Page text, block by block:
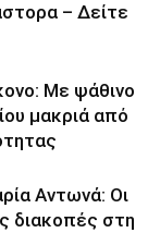
– Δείτε
Με ψάθινο
μακριά από
Αντωνά: Οι
διακοπές στη